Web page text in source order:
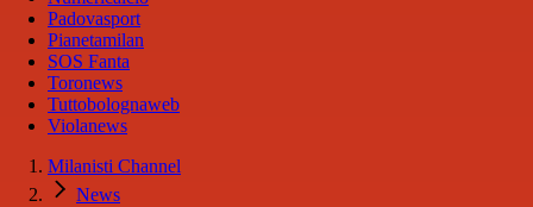
Padovasport
Pianetamilan
SOS Fanta
Toronews
Tuttobolognaweb
Violanews
Milanisti Channel
News